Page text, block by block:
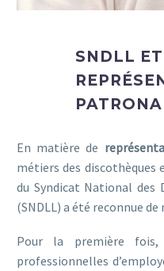
SNDLL ET
En matière de
métiers des
du Syndicat National des
(SNDLL) a été reconnue de
Pour la première fois,
professionnelles